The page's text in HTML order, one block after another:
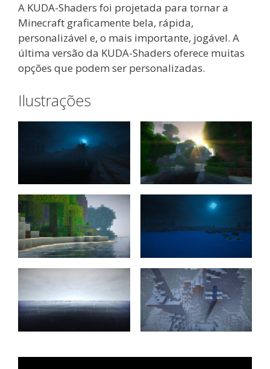
A KUDA-Shaders foi projetada para tornar a
Minecraft graficamente bela, rápida,
personalizável e, o mais importante, jogável. A
última versão da KUDA-Shaders oferece muitas
opções que podem ser personalizadas.
Ilustrações